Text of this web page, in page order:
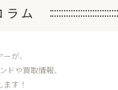
ラム
が、
ドや買取情報、
す！